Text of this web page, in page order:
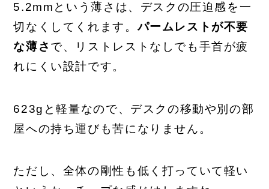
5.2mmという薄さは、デスクの圧迫感を一
切なくしてくれます。パームレストが不要
な薄さ で、リストレストなしでも手首が疲
れにくい設計です。
623gと軽量なので、デスクの移動や別の部
屋への持ち運びも苦になりません。
ただし、全体の剛性も低く打っていて軽い